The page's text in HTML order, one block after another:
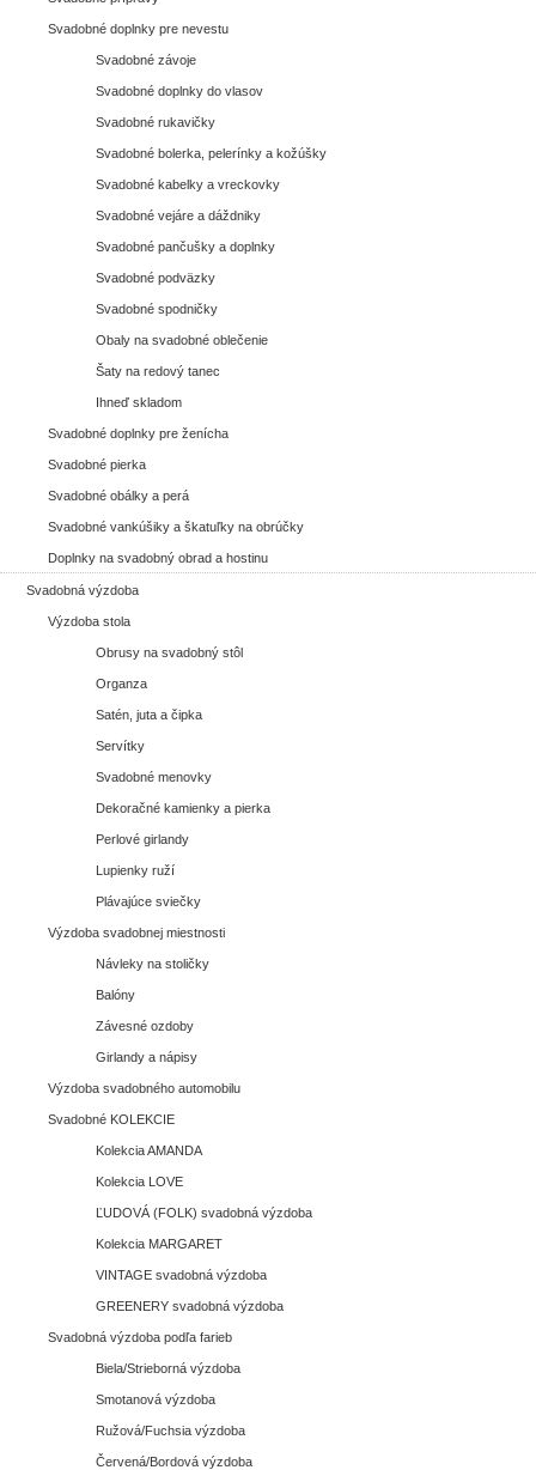
Svadobné doplnky pre nevestu
Svadobné závoje
Svadobné doplnky do vlasov
Svadobné rukavičky
Svadobné bolerka, pelerínky a kožúšky
Svadobné kabelky a vreckovky
Svadobné vejáre a dáždniky
Svadobné pančušky a doplnky
Svadobné podväzky
Svadobné spodničky
Obaly na svadobné oblečenie
Šaty na redový tanec
Ihneď skladom
Svadobné doplnky pre ženícha
Svadobné pierka
Svadobné obálky a perá
Svadobné vankúšiky a škatuľky na obrúčky
Doplnky na svadobný obrad a hostinu
Svadobná výzdoba
Výzdoba stola
Obrusy na svadobný stôl
Organza
Satén, juta a čipka
Servítky
Svadobné menovky
Dekoračné kamienky a pierka
Perlové girlandy
Lupienky ruží
Plávajúce sviečky
Výzdoba svadobnej miestnosti
Návleky na stoličky
Balóny
Závesné ozdoby
Girlandy a nápisy
Výzdoba svadobného automobilu
Svadobné KOLEKCIE
Kolekcia AMANDA
Kolekcia LOVE
ĽUDOVÁ (FOLK) svadobná výzdoba
Kolekcia MARGARET
VINTAGE svadobná výzdoba
GREENERY svadobná výzdoba
Svadobná výzdoba podľa farieb
Biela/Strieborná výzdoba
Smotanová výzdoba
Ružová/Fuchsia výzdoba
Červená/Bordová výzdoba